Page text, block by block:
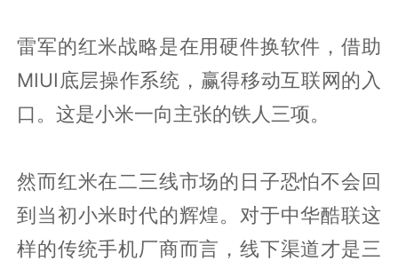
雷军的红米战略是在用硬件换软件，借助
MIUI底层操作系统，赢得移动互联网的入
口。这是小米一向主张的铁人三项。
然而红米在二三线市场的日子恐怕不会回
到当初小米时代的辉煌。对于中华酷联这
样的传统手机厂商而言，线下渠道才是三